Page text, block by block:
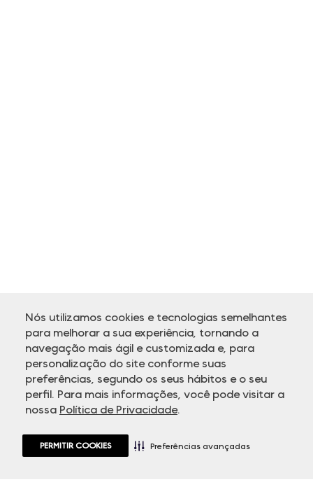
Nós utilizamos cookies e tecnologias semelhantes
para melhorar a sua experiência, tornando a
navegação mais ágil e customizada e, para
personalização do site conforme suas
preferências, segundo os seus hábitos e o seu
perfil. Para mais informações, você pode visitar a
nossa Política de Privacidade.
PERMITIR COOKIES Preferências avançadas